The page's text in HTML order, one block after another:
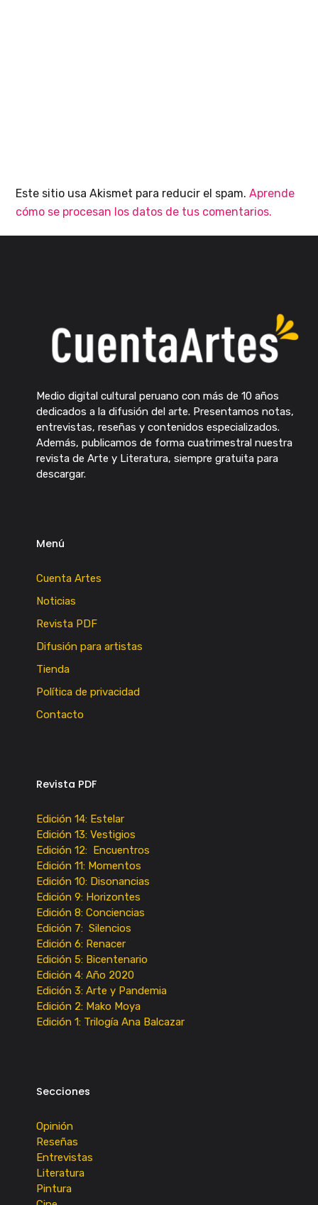
Este sitio usa Akismet para reducir el spam.Aprende
cómo se procesan los datos de tus comentarios.
Medio digital cultural peruano con más de 10 años
dedicados a la difusión del arte. Presentamos notas,
entrevistas, reseñas y contenidos especializados.
Además, publicamos de forma cuatrimestral nuestra
revista de Arte y Literatura, siempre gratuita para
descargar.
Menú
Cuenta Artes
Noticias
Revista PDF
Difusión para artistas
Tienda
Política de privacidad
Contacto
Revista PDF
Edición 14: Estelar
Edición 13: Vestigios
Edición 12: Encuentros
Edición 11: Momentos
Edición 10: Disonancias
Edición 9: Horizontes
Edición 8: Conciencias
Edición 7: Silencios
Edición 6: Renacer
Edición 5: Bicentenario
Edición 4: Año 2020
Edición 3: Arte y Pandemia
Edición 2: Mako Moya
Edición 1: Trilogía Ana Balcazar
Secciones
Opinión
Reseñas
Entrevistas
Literatura
Pintura